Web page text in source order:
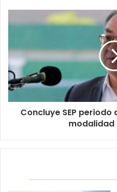
Concluye SEP
modalidad